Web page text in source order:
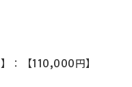
：【110,000円】